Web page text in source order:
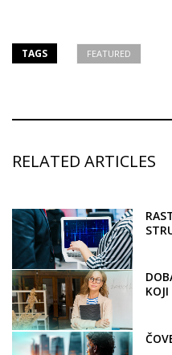
TAGS FEATURED
RELATED ARTICLES